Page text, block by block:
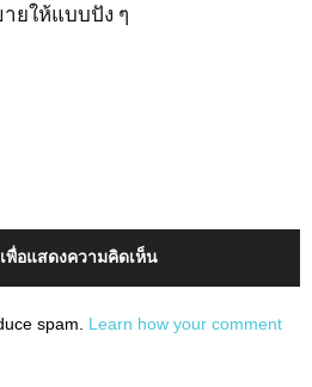
ยให้แบบปัง ๆ
พื่อแสดงความคิดเห็น
spam. Learn how your comment